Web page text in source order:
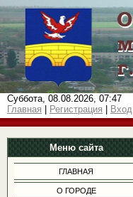
Суббота, 08.08.2026, 07:47
Главная
Регистрация Вход
Меню сайта
ГЛАВНАЯ
О ГОРОДЕ